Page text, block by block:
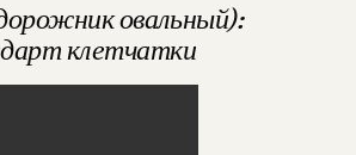
овальный):
клетчатки